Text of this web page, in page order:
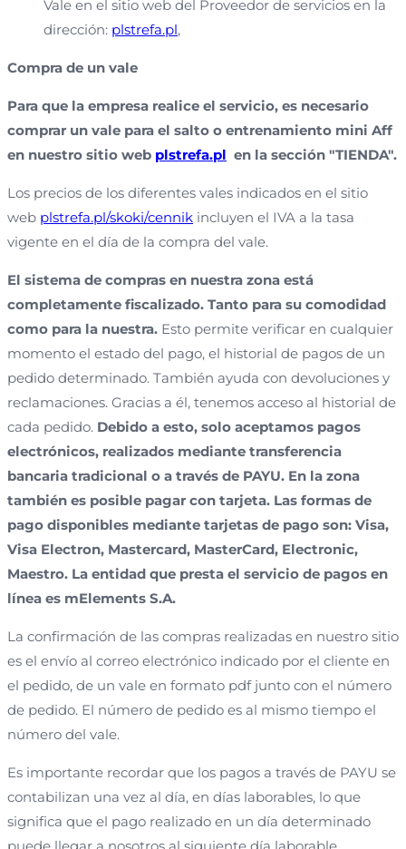
Vale en el sitio web del Proveedor de servicios en la
dirección: plstrefa.pl,
Compra de un vale
Para que la empresa realice el servicio, es necesario
comprar un vale para el salto o entrenamiento mini Aff
en nuestro sitio web plstrefa.pl en la sección "TIENDA".
Los precios de los diferentes vales indicados en el sitio
web plstrefa.pl/skoki/cennik incluyen el IVA a la tasa
vigente en el día de la compra del vale.
El sistema de compras en nuestra zona está
completamente fiscalizado. Tanto para su comodidad
como para la nuestra. Esto permite verificar en cualquier
momento el estado del pago, el historial de pagos de un
pedido determinado. También ayuda con devoluciones y
reclamaciones. Gracias a él, tenemos acceso al historial de
cada pedido. Debido a esto, solo aceptamos pagos
electrónicos, realizados mediante transferencia
bancaria tradicional o a través de PAYU. En la zona
también es posible pagar con tarjeta. Las formas de
pago disponibles mediante tarjetas de pago son: Visa,
Visa Electron, Mastercard, MasterCard, Electronic,
Maestro. La entidad que presta el servicio de pagos en
línea es mElements S.A.
La confirmación de las compras realizadas en nuestro sitio
es el envío al correo electrónico indicado por el cliente en
el pedido, de un vale en formato pdf junto con el número
de pedido. El número de pedido es al mismo tiempo el
número del vale.
Es importante recordar que los pagos a través de PAYU se
contabilizan una vez al día, en días laborables, lo que
significa que el pago realizado en un día determinado